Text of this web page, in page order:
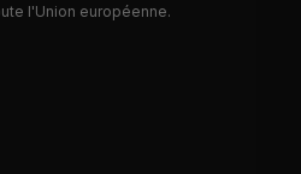
l'Union européenne.